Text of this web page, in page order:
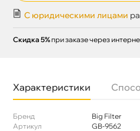
С юридическими лицами
Скидка 5% при заказе через
Характеристики
Бренд
Big Filter
Артикул
GB-9562